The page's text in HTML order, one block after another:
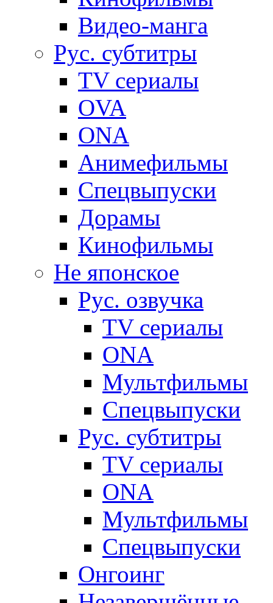
Видео-манга
Рус. субтитры
TV сериалы
OVA
ONA
Анимефильмы
Спецвыпуски
Дорамы
Кинофильмы
Не японское
Рус. озвучка
TV сериалы
ONA
Мультфильмы
Спецвыпуски
Рус. субтитры
TV сериалы
ONA
Мультфильмы
Спецвыпуски
Онгоинг